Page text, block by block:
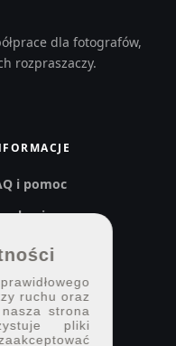
dla fotografów,
rozpraszaczy.
i pomoc
ruchu oraz
strona
pliki